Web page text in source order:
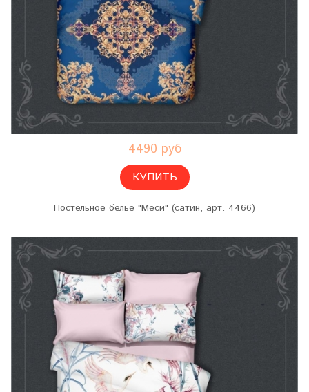
4490 руб
КУПИТЬ
Постельное белье "Меси" (сатин, арт. 4466)